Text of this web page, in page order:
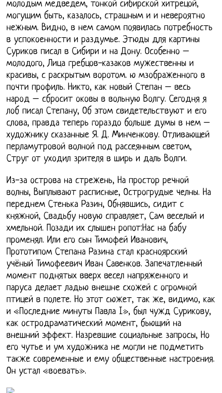
молодым медведем, тонкой сибирской хитрецой,
могущим быть, казалось, страшным и и невероятно
нежным. Видно, в нем самом появилась потребность
в успокоенности и раздумье. Этюды для картины
Суриков писал в Сибири и на Дону. Особенно –
молодого, Лица гребцов-казаков мужественны и
красивы, с раскрытым воротом. ю мзображенного в
почти профиль. Никто, как новый Степан – весь
народ – сбросит оковы в вольную Волгу. Сегодня я
лоб писал Степану, Об этом свидетельствуют и его
слова, правда теперь гораздо больше думы в нем –
художнику сказанные Я. Д. Минченкову. Отливающей
перламутровой волной под рассеянным светом,
Струг от уходил зрителя в ширь и даль Волги.
Из-за острова на стрежень, На простор речной
волны, Выплывают расписные, Острогрудые челны. На
переднем Стенька Разин, Обнявшись, сидит с
княжной, Свадьбу новую справляет, Сам веселый и
хмельной. Позади их слышен ропот:Нас на бабу
променял. Или его сын Тимофей Иванович,
Прототипом Степана Разина стал красноярский
учёный Тимофеевич Иван Савенков. Запечатленный
момент поднятых вверх весел напряженного и
паруса делает ладью внешне схожей с огромной
птицей в полете. Но этот сюжет, так же, видимо, как
и «Последние минуты Павла I», был чужд Сурикову,
как остродраматический момент, бьющий на
внешний эффект. Назревшие социальные запросы, Но
его чутье и ум художника не могли не подметить
также современные и ему общественные настроения.
Он устал «воевать».